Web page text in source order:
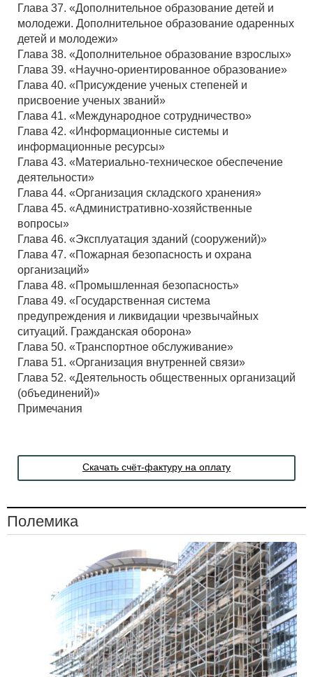
Глава 37. «Дополнительное образование детей и
молодежи. Дополнительное образование одаренных
детей и молодежи»
Глава 38. «Дополнительное образование взрослых»
Глава 39. «Научно-ориентированное образование»
Глава 40. «Присуждение ученых степеней и
присвоение ученых званий»
Глава 41. «Международное сотрудничество»
Глава 42. «Информационные системы и
информационные ресурсы»
Глава 43. «Материально-техническое обеспечение
деятельности»
Глава 44. «Организация складского хранения»
Глава 45. «Административно-хозяйственные
вопросы»
Глава 46. «Эксплуатация зданий (сооружений)»
Глава 47. «Пожарная безопасность и охрана
организаций»
Глава 48. «Промышленная безопасность»
Глава 49. «Государственная система
предупреждения и ликвидации чрезвычайных
ситуаций. Гражданская оборона»
Глава 50. «Транспортное обслуживание»
Глава 51. «Организация внутренней связи»
Глава 52. «Деятельность общественных организаций
(объединений)»
Примечания
Скачать счёт-фактуру на оплату
Полемика